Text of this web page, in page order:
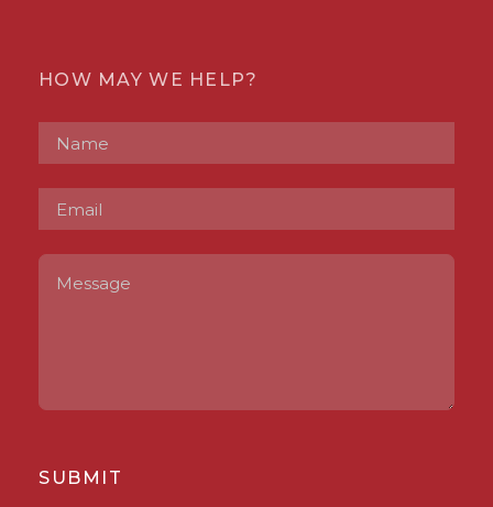
HOW MAY WE HELP?
SUBMIT